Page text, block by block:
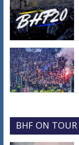
BHF ON TOUR